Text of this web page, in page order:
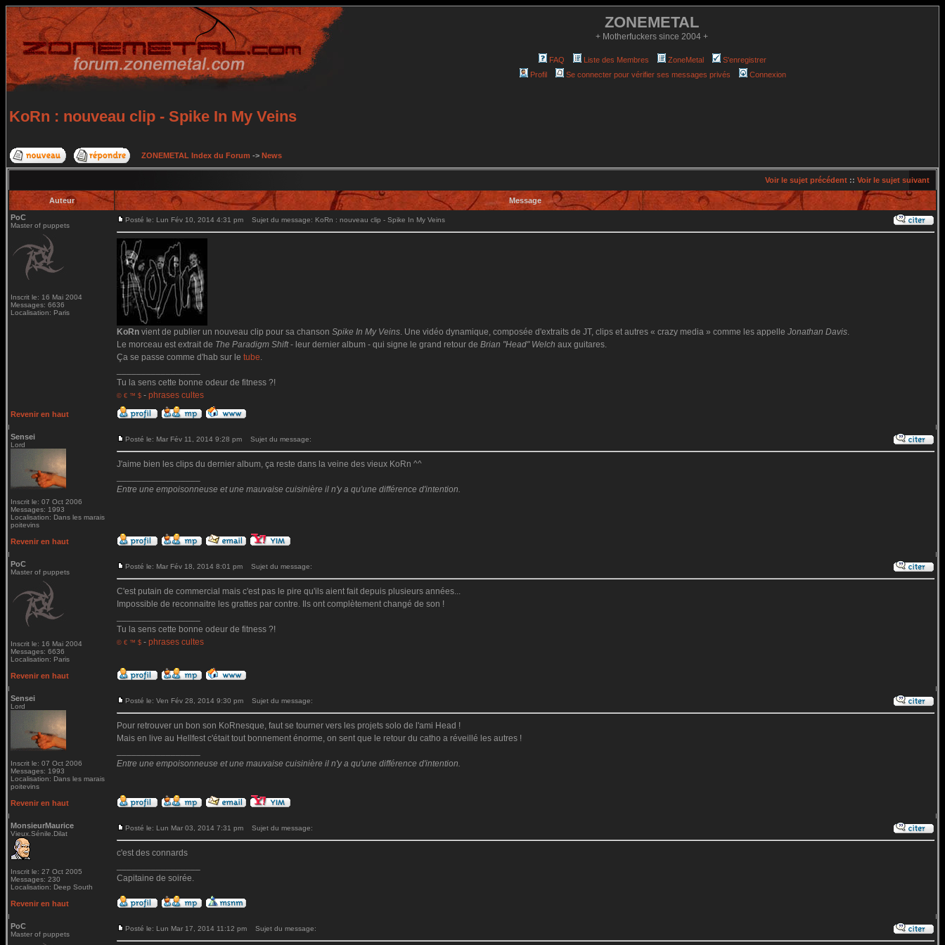
ZONEMETAL
+ Motherfuckers since 2004 +
FAQ Liste des Membres ZoneMetal
S'enregistrer
Profil
Se connecter pour vérifier ses messages privés Connexion
KoRn : nouveau clip - Spike In My Veins
ZONEMETAL Index du Forum -> News
Voir le sujet précédent :: Voir le sujet suivant
Auteur
Message
PoC
Master of puppets
Inscrit le: 16 Mai 2004
Messages: 6636
Localisation: Paris
Posté le: Lun Fév 10, 2014 4:31 pm Sujet du message: KoRn : nouveau clip - Spike In My Veins
KoRn vient de publier un nouveau clip pour sa chanson Spike In My Veins. Une vidéo dynamique, composée d'extraits de JT, clips et autres « crazy media » comme les appelle Jonathan Davis.
Le morceau est extrait de The Paradigm Shift- leur dernier album - qui signe le grand retour de Brian "Head" Welch aux guitares.
Ça se passe comme d'hab sur le tube.
Tu la sens cette bonne odeur de fitness ?!
© € ™ $ - phrases cultes
Revenir en haut
Sensei
Lord
Inscrit le: 07 Oct 2006
Messages: 1993
Localisation: Dans les marais
poitevins
Posté le: Mar Fév 11, 2014 9:28 pm Sujet du message:
J'aime bien les clips du dernier album, ça reste dans la veine des vieux KoRn ^^
Entre une empoisonneuse et une mauvaise cuisinière il n'y a qu'une différence d'intention.
Revenir en haut
PoC
Master of puppets
Inscrit le: 16 Mai 2004
Messages: 6636
Localisation: Paris
Posté le: Mar Fév 18, 2014 8:01 pm Sujet du message:
C'est putain de commercial mais c'est pas le pire qu'ils aient fait depuis plusieurs années...
Impossible de reconnaitre les grattes par contre. Ils ont complètement changé de son !
Tu la sens cette bonne odeur de fitness ?!
© € ™ $ - phrases cultes
Revenir en haut
Sensei
Lord
Inscrit le: 07 Oct 2006
Messages: 1993
Localisation: Dans les marais
poitevins
Posté le: Ven Fév 28, 2014 9:30 pm Sujet du message:
Pour retrouver un bon son KoRnesque, faut se tourner vers les projets solo de l'ami Head !
Mais en live au Hellfest c'était tout bonnement énorme, on sent que le retour du catho a réveillé les autres !
Entre une empoisonneuse et une mauvaise cuisinière il n'y a qu'une différence d'intention.
Revenir en haut
MonsieurMaurice
Vieux.Sénile.Dilat
Inscrit le: 27 Oct 2005
Messages: 230
Localisation: Deep South
Posté le: Lun Mar 03, 2014 7:31 pm Sujet du message:
c'est des connards
Capitaine de soirée.
Revenir en haut
PoC
Master of puppets
Posté le: Lun Mar 17, 2014 11:12 pm Sujet du message: